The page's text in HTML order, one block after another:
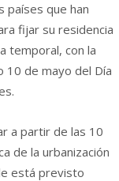
que han
fijar su residencia
temporal, con la
10 de mayo del Día
a partir de las 10
de la urbanización
está previsto